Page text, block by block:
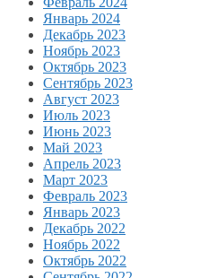
Январь 2024
Декабрь 2023
Ноябрь 2023
Октябрь 2023
Сентябрь 2023
Август 2023
Июль 2023
Июнь 2023
Май 2023
Апрель 2023
Март 2023
Февраль 2023
Январь 2023
Декабрь 2022
Ноябрь 2022
Октябрь 2022